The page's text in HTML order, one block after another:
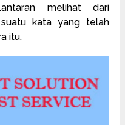
melihat dari
kata yang telah
itu.